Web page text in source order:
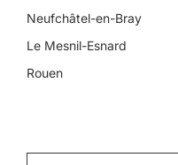
Neufchâtel-en-Bray
Le Mesnil-Esnard
Rouen